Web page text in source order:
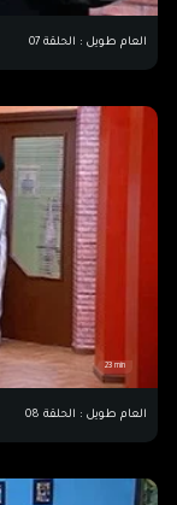
العام طويل : الحلقة 07
23 min
العام طويل : الحلقة 08